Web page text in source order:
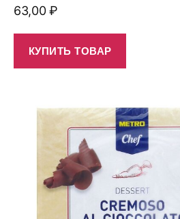
63,00₽
КУПИТЬ ТОВАР